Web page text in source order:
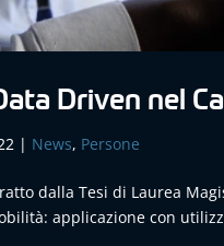
Driven nel
| News, Persone
dalla Tesi di Laurea
applicazione con